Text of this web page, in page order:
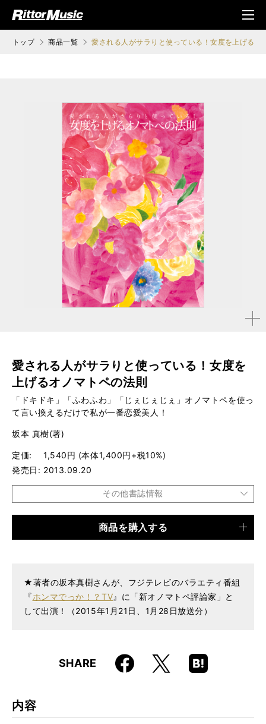
ジック (Rittor Musi
メニ
ュ
トップ 商品一覧 愛される人がサラりと使っている！女度を上げるオ
拡大す
愛される人がサラりと使っている！女度を
上げるオノマトペの法則
「ドキドキ」「ふわふわ」「じぇじぇじぇ」オノマトペを使っ
て言い換えるだけで私が一番恋愛美人！
坂本 真樹(著)
定価
1,540円 (本体1,400円+税10%)
発売日
2013.09.20
その他書誌情報
商品を購入する
★著者の坂本真樹さんが、フジテレビのバラエティ番組
『ホンマでっか！？TV』に「新オノマトペ評論家」と
して出演！（2015年1月21日、1月28日放送分）
SHARE Faceboo
k
X
Hatena
Boo
内容